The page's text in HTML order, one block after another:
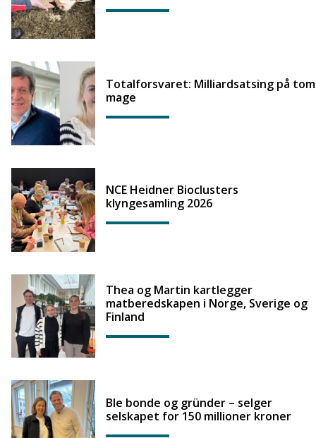
Totalforsvaret: Milliardsatsing på tom
mage
NCE Heidner Bioclusters
klyngesamling 2026
Thea og Martin kartlegger
matberedskapen i Norge, Sverige og
Finland
Ble bonde og gründer – selger
selskapet for 150 millioner kroner